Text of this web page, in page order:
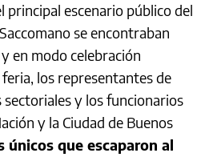
principal escenario público del
se encontraban
en modo celebración
los representantes de
y los funcionarios
y la Ciudad de Buenos
únicos que escaparon al